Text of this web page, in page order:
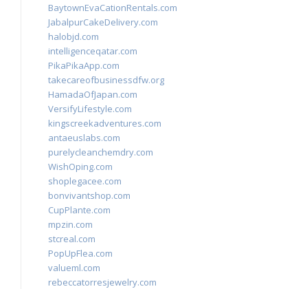
BaytownEvaCationRentals.com
JabalpurCakeDelivery.com
halobjd.com
intelligenceqatar.com
PikaPikaApp.com
takecareofbusinessdfw.org
HamadaOfJapan.com
VersifyLifestyle.com
kingscreekadventures.com
antaeuslabs.com
purelycleanchemdry.com
WishOping.com
shoplegacee.com
bonvivantshop.com
CupPlante.com
mpzin.com
stcreal.com
PopUpFlea.com
valueml.com
rebeccatorresjewelry.com